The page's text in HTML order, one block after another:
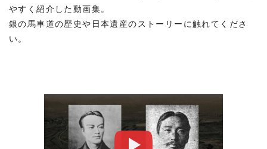
やすく紹介した動画集。
銀の馬車道の歴史や日本遺産のストーリーに触れてくださ
い。